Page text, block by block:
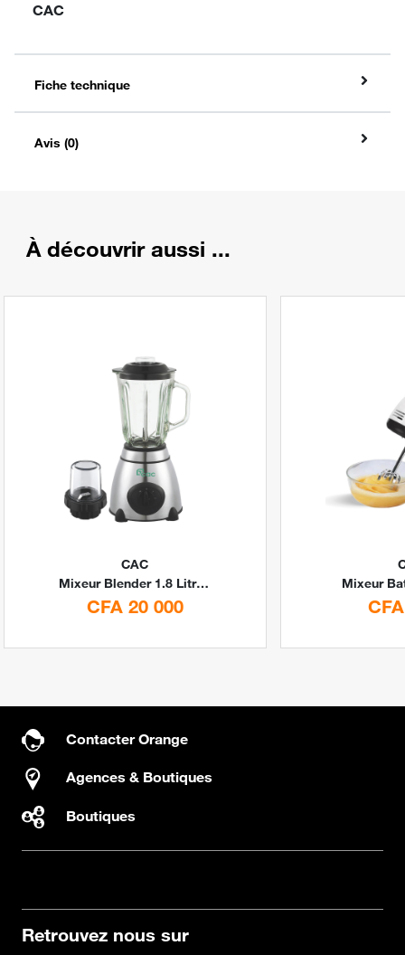
CAC
Fiche technique
Avis (0)
À découvrir aussi ...
CAC
Mixeur Blender 1.8 Litres en verre By CAC
CFA 20 000
Mixeur
Contacter Orange
Agences & Boutiques
Boutiques
Retrouvez nous sur